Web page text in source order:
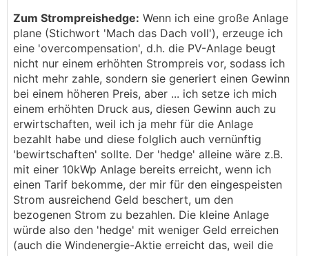
Zum Strompreishedge: Wenn ich eine große Anlage
plane (Stichwort 'Mach das Dach voll'), erzeuge ich
eine 'overcompensation', d.h. die PV-Anlage beugt
nicht nur einem erhöhten Strompreis vor, sodass ich
nicht mehr zahle, sondern sie generiert einen Gewinn
bei einem höheren Preis, aber ... ich setze ich mich
einem erhöhten Druck aus, diesen Gewinn auch zu
erwirtschaften, weil ich ja mehr für die Anlage
bezahlt habe und diese folglich auch vernünftig
'bewirtschaften' sollte. Der 'hedge' alleine wäre z.B.
mit einer 10kWp Anlage bereits erreicht, wenn ich
einen Tarif bekomme, der mir für den eingespeisten
Strom ausreichend Geld beschert, um den
bezogenen Strom zu bezahlen. Die kleine Anlage
würde also den 'hedge' mit weniger Geld erreichen
(auch die Windenergie-Aktie erreicht das, weil die